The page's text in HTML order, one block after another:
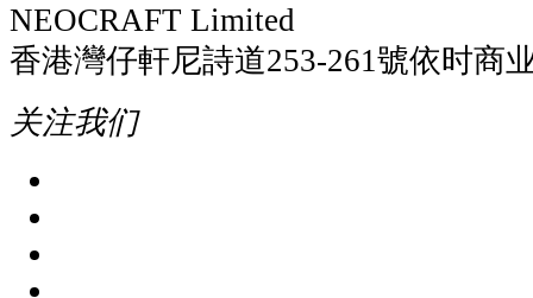
NEOCRAFT Limited
香港灣仔軒尼詩道253-261號依时商
关注我们